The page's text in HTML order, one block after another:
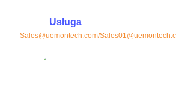
Usługa
Sales@uemontech.com/